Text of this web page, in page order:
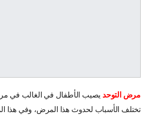
مرض التوحد يصيب الأطفال في الغالب في
تختلف الأسباب لحدوث هذا المرض، وفي هذا